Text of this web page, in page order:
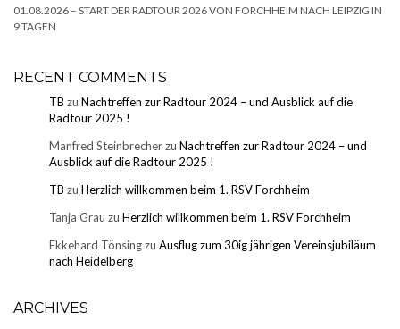
01.08.2026 – START DER RADTOUR 2026 VON FORCHHEIM NACH LEIPZIG IN
9 TAGEN
RECENT COMMENTS
TB zu Nachtreffen zur Radtour 2024 – und Ausblick auf die
Radtour 2025 !
Manfred Steinbrecherzu Nachtreffen zur Radtour 2024 – und
Ausblick auf die Radtour 2025 !
TB zu Herzlich willkommen beim 1. RSV Forchheim
Tanja Grau zu Herzlich willkommen beim 1. RSV Forchheim
Ekkehard Tönsingzu Ausflug zum 30ig jährigen Vereinsjubiläum
nach Heidelberg
ARCHIVES